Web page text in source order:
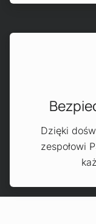
Dzięki
zespołowi